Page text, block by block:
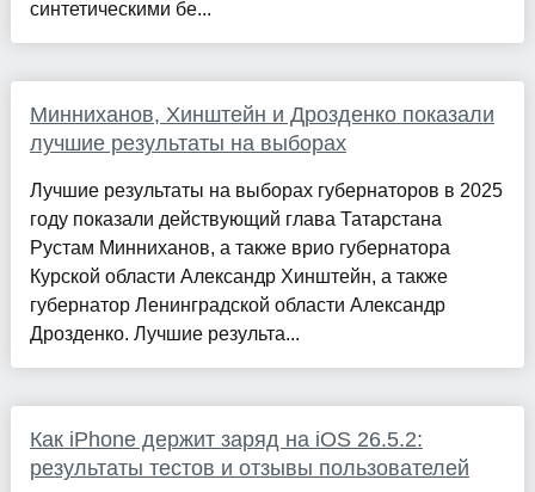
синтетическими бе...
Минниханов, Хинштейн и Дрозденко показали
лучшие результаты на выборах
Лучшие результаты на выборах губернаторов в 2025
году показали действующий глава Татарстана
Рустам Минниханов, а также врио губернатора
Курской области Александр Хинштейн, а также
губернатор Ленинградской области Александр
Дрозденко. Лучшие результа...
Как iPhone держит заряд на iOS 26.5.2:
результаты тестов и отзывы пользователей